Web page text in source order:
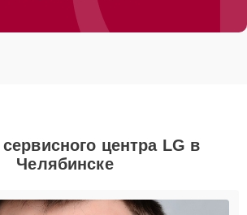
центра LG в
Челябинске